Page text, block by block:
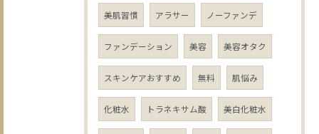
美肌習慣 アラサー ノーファンデ
ファンデーション 美容 美容オタク
スキンケアおすすめ 無料 肌悩み
化粧水 トラネキサム酸 美白化粧水